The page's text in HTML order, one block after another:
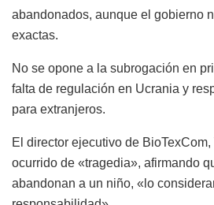
abandonados, aunque el gobierno
exactas.
No se opone a la subrogación en
falta de regulación en Ucrania y
para extranjeros.
El director ejecutivo de
ocurrido de «tragedia», afirmando
abandonan a un niño, «lo